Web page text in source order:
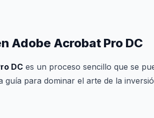
Adobe Acrobat Pro DC
DC es un proceso sencillo que se
guía para dominar el arte de la